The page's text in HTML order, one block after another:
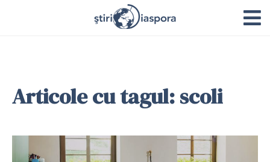
Articole cu tagul: scoli